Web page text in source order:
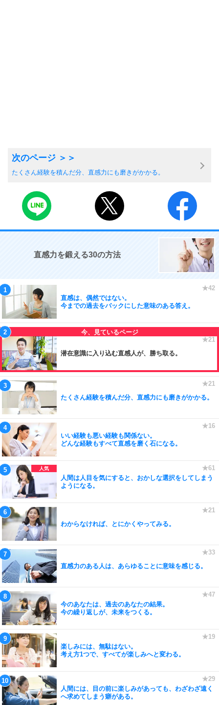
たくさん経験を積んだ分、直感力にも磨きがかかる。
直感力を鍛える30の方法
直感は、偶然ではない。
今までの過去をバックにした意味のある答え。
潜在意識に入り込む直感人が、勝ち取る。
たくさん経験を積んだ分、直感力にも磨きがかかる。
いい経験も悪い経験も関係ない。
どんな経験もすべて直感を磨く石になる。
人間は人目を気にすると、おかしな選択をしてしまう
ようになる。
わからなければ、とにかくやってみる。
直感力のある人は、あらゆることに意味を感じる。
今のあなたは、過去のあなたの結果。
今の繰り返しが、未来をつくる。
楽しみには、無駄はない。
考え方1つで、すべてが楽しみへと変わる。
人間には、目の前に楽しみがあっても、わざわざ遠く
へ求めてしまう癖がある。